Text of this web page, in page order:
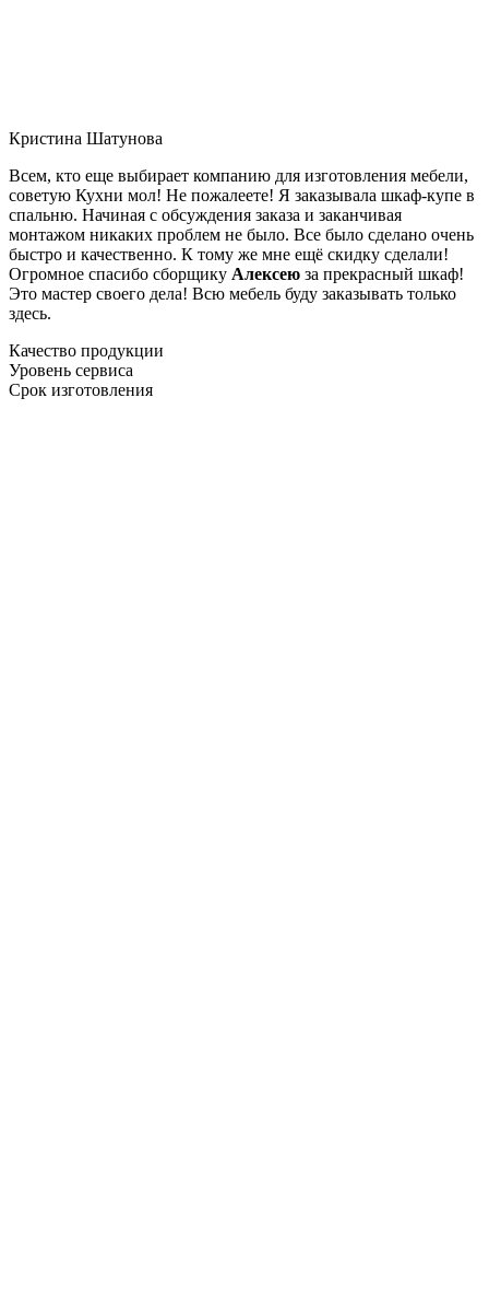
Кристина Шатунова
Всем, кто еще выбирает компанию для изготовления мебели,
советую Кухни мол! Не пожалеете! Я заказывала шкаф-купе в
спальню. Начиная с обсуждения заказа и заканчивая
монтажом никаких проблем не было. Все было сделано очень
быстро и качественно. К тому же мне ещё скидку сделали!
Огромное спасибо сборщику Алексею за прекрасный шкаф!
Это мастер своего дела! Всю мебель буду заказывать только
здесь.
Качество продукции
Уровень сервиса
Срок изготовления